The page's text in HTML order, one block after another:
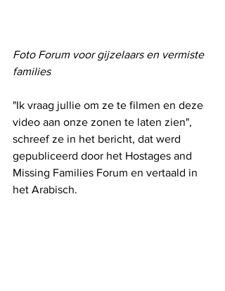
Foto Forum voor gijzelaars en vermiste
families
"Ik vraag jullie om ze te filmen en deze
video aan onze zonen te laten zien",
schreef ze in het bericht, dat werd
gepubliceerd door het Hostages and
Missing Families Forum en vertaald in
het Arabisch.